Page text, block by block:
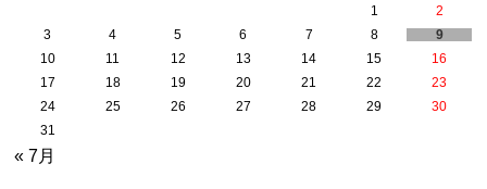
1
2
3
4 5 6 7 8
9
10
11 12 13 14 15
16
17
18 19 20 21 22
23
24
25 26 27 28 29
30
31
« 7月